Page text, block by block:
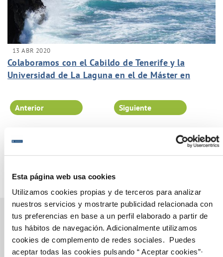
Esta página web usa cookies
Utilizamos cookies propias y de terceros para analizar
nuestros servicios y mostrarte publicidad relacionada con
tus preferencias en base a un perfil elaborado a partir de
tus hábitos de navegación. Adicionalmente utilizamos
cookies de complemento de redes sociales. Puedes
aceptar todas las cookies pulsando “ Aceptar cookies”·
13 ABR 2020
Colaboramos con el Cabildo de Tenerife y la
Universidad de La Laguna en el de Máster en
Página 92 de 102
Anterior Siguiente
Gestiones Online